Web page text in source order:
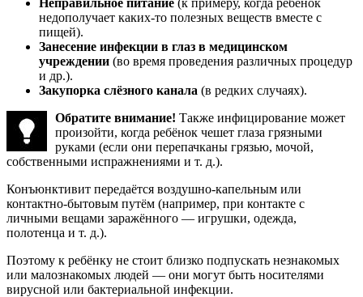
недополучает каких-то полезных веществ вместе с
пищей).
Занесение инфекции в глаз в медицинском
учреждении (во время проведения различных процедур
и др.).
Закупорка слёзного канала (в редких случаях).
Обратите внимание! Также инфицирование может
произойти, когда ребёнок чешет глаза грязными
руками (если они перепачканы грязью, мочой,
собственными испражнениями и т. д.).
Конъюнктивит передаётся воздушно-капельным или
контактно-бытовым путём (например, при контакте с
личными вещами заражённого — игрушки, одежда,
полотенца и т. д.).
Поэтому к ребёнку не стоит близко подпускать незнакомых
или малознакомых людей — они могут быть носителями
вирусной или бактериальной инфекции.